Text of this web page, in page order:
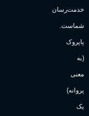
گروه بویایی
ماندگاری
آقایان
خدمت‌رسان
شماست.
پاپروک
(به
معنی
پروانه)
یک